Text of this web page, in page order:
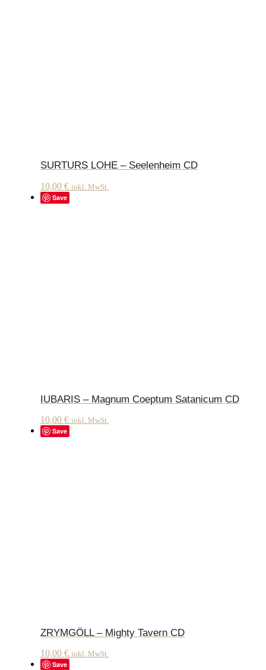
SURTURS LOHE – Seelenheim CD
10,00 € inkl. MwSt.
Save
IUBARIS – Magnum Coeptum Satanicum CD
10,00 € inkl. MwSt.
Save
ZRYMGÖLL – Mighty Tavern CD
10,00 € inkl. MwSt.
Save